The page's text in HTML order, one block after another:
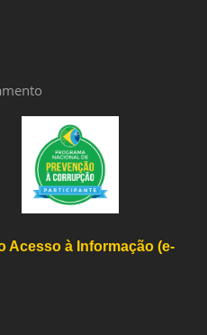
Acesso à Informação (e-